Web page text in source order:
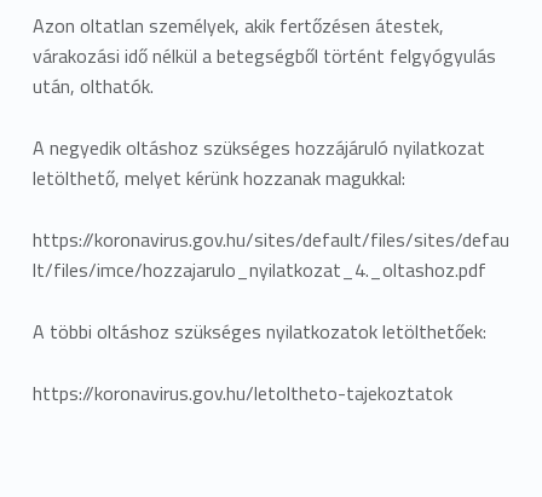
Azon oltatlan személyek, akik fertőzésen átestek,
várakozási idő nélkül a betegségből történt felgyógyulás
után, olthatók.
A negyedik oltáshoz szükséges hozzájáruló nyilatkozat
letölthető, melyet kérünk hozzanak magukkal:
https://koronavirus.gov.hu/sites/default/files/sites/defau
lt/files/imce/hozzajarulo_nyilatkozat_4._oltashoz.pdf
A többi oltáshoz szükséges nyilatkozatok letölthetőek:
https://koronavirus.gov.hu/letoltheto-tajekoztatok